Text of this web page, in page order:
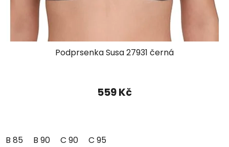
Podprsenka Susa 27931 černá
559 Kč
B 85 B 90 C 90 C 95